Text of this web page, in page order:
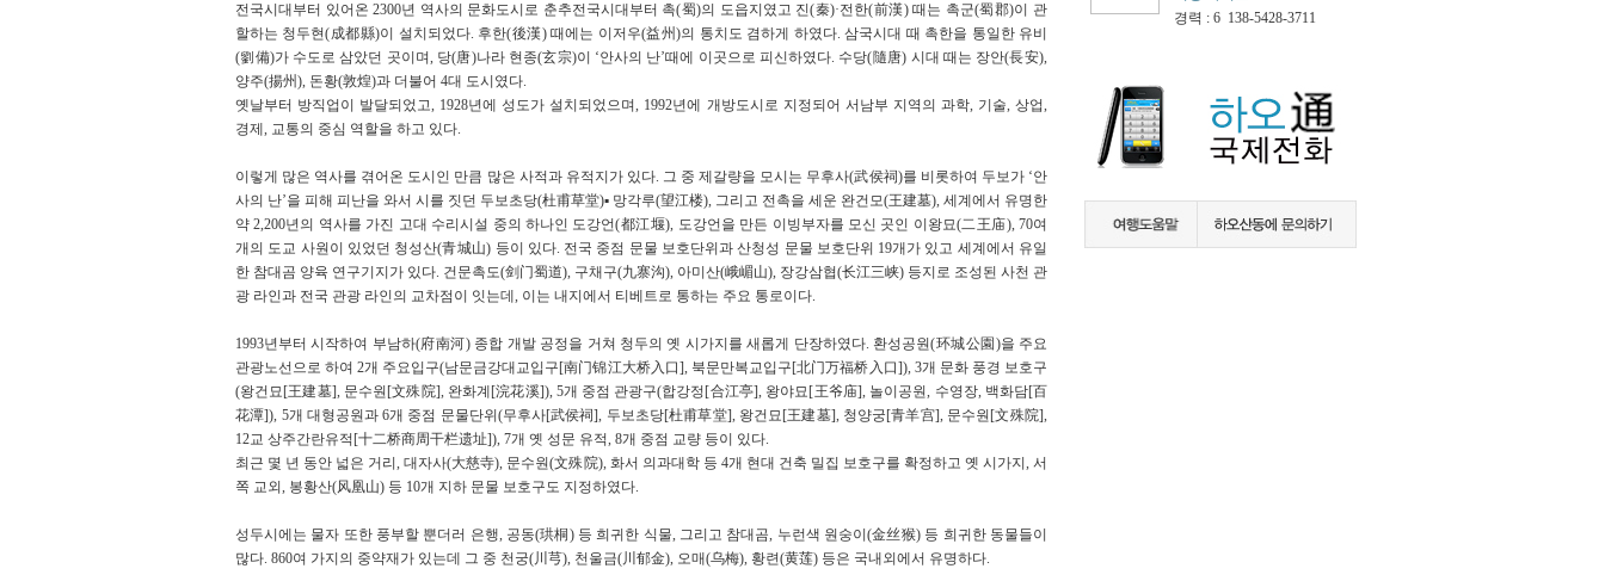
전국시대부터 있어온 2300년 역사의 문화도시로 춘추전국시대부터 촉(蜀)의 도읍지였고 진(秦)·전한(前漢) 때는 촉군(蜀郡)이 관
할하는 청두현(成都縣)이 설치되었다. 후한(後漢) 때에는 이저우(益州)의 통치도 겸하게 하였다. 삼국시대 때 촉한을 통일한 유비
(劉備)가 수도로 삼았던 곳이며, 당(唐)나라 현종(玄宗)이 ‘안사의 난’때에 이곳으로 피신하였다. 수당(隨唐) 시대 때는 장안(長安),
양주(揚州), 돈황(敦煌)과 더불어 4대 도시였다.
옛날부터 방직업이 발달되었고, 1928년에 성도가 설치되었으며, 1992년에 개방도시로 지정되어 서남부 지역의 과학, 기술, 상업,
경제, 교통의 중심 역할을 하고 있다.
이렇게 많은 역사를 겪어온 도시인 만큼 많은 사적과 유적지가 있다. 그 중 제갈량을 모시는 무후사(武侯祠)를 비롯하여 두보가 ‘안
사의 난’을 피해 피난을 와서 시를 짓던 두보초당(杜甫草堂)▪ 망각루(望江楼), 그리고 전촉을 세운 완건모(王建墓), 세계에서 유명한
약 2,200년의 역사를 가진 고대 수리시설 중의 하나인 도강언(都江堰), 도강언을 만든 이빙부자를 모신 곳인 이왕묘(二王庙), 70여
개의 도교 사원이 있었던 청성산(青城山) 등이 있다. 전국 중점 문물 보호단위과 산청성 문물 보호단위 19개가 있고 세계에서 유일
한 참대곰 양육 연구기지가 있다. 건문촉도(剑门蜀道), 구채구(九寨沟), 아미산(峨嵋山), 장강삼협(长江三峡) 등지로 조성된 사천 관
광 라인과 전국 관광 라인의 교차점이 잇는데, 이는 내지에서 티베트로 통하는 주요 통로이다.
1993년부터 시작하여 부남하(府南河) 종합 개발 공정을 거쳐 청두의 옛 시가지를 새롭게 단장하였다. 환성공원(环城公園)을 주요
관광노선으로 하여 2개 주요입구(남문금강대교입구[南门锦江大桥入口], 북문만복교입구[北门万福桥入口]), 3개 문화 풍경 보호구
(왕건묘[王建墓], 문수원[文殊院], 완화계[浣花溪]), 5개 중점 관광구(합강정[合江亭], 왕야묘[王爷庙], 놀이공원, 수영장, 백화담[百
花潭]), 5개 대형공원과 6개 중점 문물단위(무후사[武侯祠], 두보초당[杜甫草堂], 왕건묘[王建墓], 청양궁[青羊宫], 문수원[文殊院],
12교 상주간란유적[十二桥商周干栏遗址]), 7개 옛 성문 유적, 8개 중점 교량 등이 있다.
최근 몇 년 동안 넓은 거리, 대자사(大慈寺), 문수원(文殊院), 화서 의과대학 등 4개 현대 건축 밀집 보호구를 확정하고 옛 시가지, 서
쪽 교외, 봉황산(风凰山) 등 10개 지하 문물 보호구도 지정하였다.
성두시에는 물자 또한 풍부할 뿐더러 은행, 공동(珙桐) 등 희귀한 식물, 그리고 참대곰, 누런색 원숭이(金丝猴) 등 희귀한 동물들이
많다. 860여 가지의 중약재가 있는데 그 중 천궁(川芎), 천울금(川郁金), 오매(乌梅), 황련(黄莲) 등은 국내외에서 유명하다.